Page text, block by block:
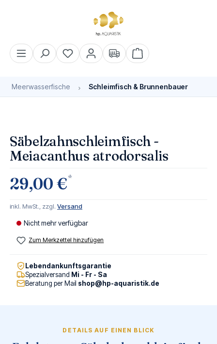
Warenkorb enthält 0
Meerwasserfische Schleimfisch & Brunnenbauer
Säbelzahnschleimfisch -
Meiacanthus atrodorsalis
29,00 €*
inkl. MwSt., zzgl. Versand
Nicht mehr verfügbar
Zum Merkzettel hinzufügen
Lebendankunftsgarantie
Spezialversand Mi - Fr - Sa
Beratung per Mail shop@hp-aquaristik.de
DETAILS AUF EINEN BLICK